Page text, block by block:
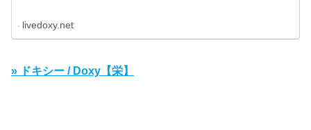
livedoxy.net
» ドキシー / Doxy【栄】